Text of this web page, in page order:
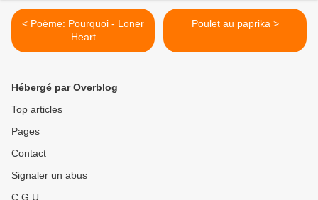
< Poème: Pourquoi - Loner
Heart
Poulet au paprika >
Hébergé par Overblog
Top articles
Pages
Contact
Signaler un abus
C.G.U.